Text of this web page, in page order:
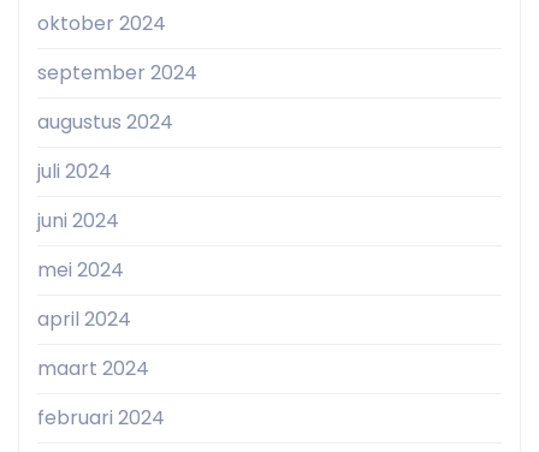
oktober 2024
september 2024
augustus 2024
juli 2024
juni 2024
mei 2024
april 2024
maart 2024
februari 2024